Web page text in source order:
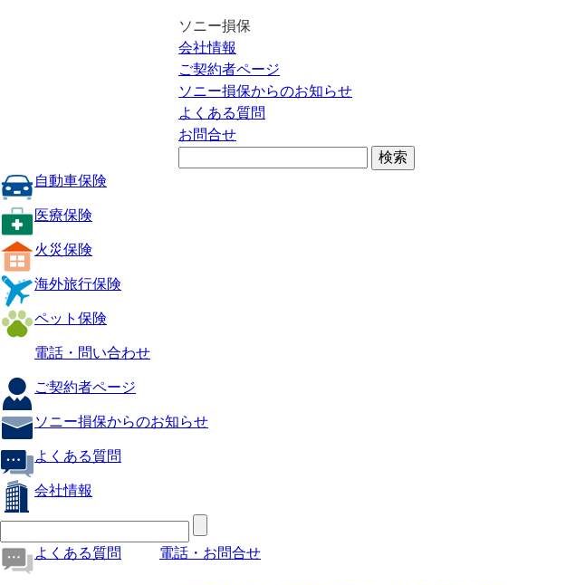
ソニー損保
会社情報
ご契約者ページ
ソニー損保からのお知らせ
よくある質問
お問合せ
自動車保険
医療保険
火災保険
海外旅行保険
ペット保険
電話・問い合わせ
ご契約者ページ
ソニー損保からのお知らせ
よくある質問
会社情報
よくある質問 電話・お問合せ